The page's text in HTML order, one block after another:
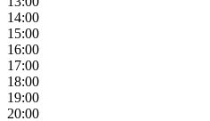
14:00
15:00
16:00
17:00
18:00
19:00
20:00